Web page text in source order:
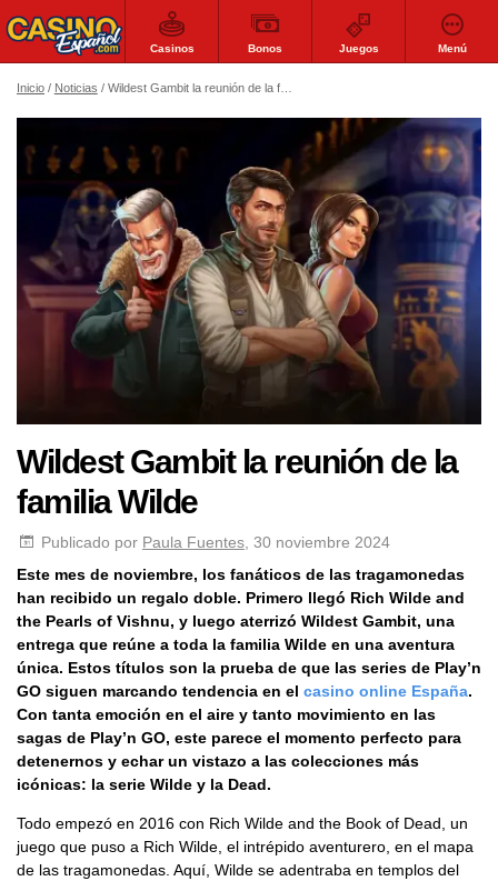
Casinos Bonos Juegos Menú
Inicio Noticias Wildest Gambit la reunión de la familia Wilde
Wildest Gambit la reunión de la
familia Wilde
Publicado por Paula Fuentes, 30 noviembre 2024
Este mes de noviembre, los fanáticos de las tragamonedas
han recibido un regalo doble. Primero llegó Rich Wilde and
the Pearls of Vishnu, y luego aterrizó Wildest Gambit, una
entrega que reúne a toda la familia Wilde en una aventura
única. Estos títulos son la prueba de que las series de Play’n
GO siguen marcando tendencia en el casino online España.
Con tanta emoción en el aire y tanto movimiento en las
sagas de Play’n GO, este parece el momento perfecto para
detenernos y echar un vistazo a las colecciones más
icónicas: la serie Wilde y la Dead.
Todo empezó en 2016 con Rich Wilde and the Book of Dead, un
juego que puso a Rich Wilde, el intrépido aventurero, en el mapa
de las tragamonedas. Aquí, Wilde se adentraba en templos del